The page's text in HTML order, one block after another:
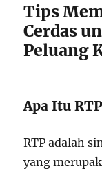
Tips
Cerdas
Peluang
Apa Itu
RTP adalah
yang